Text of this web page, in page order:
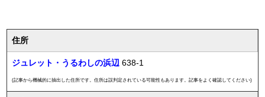
住所
ジュレット・うるわしの浜辺 638-1
(記事から機械的に抽出した住所です。住所は誤判定されている可能性もあります。記事をよく確認してください)